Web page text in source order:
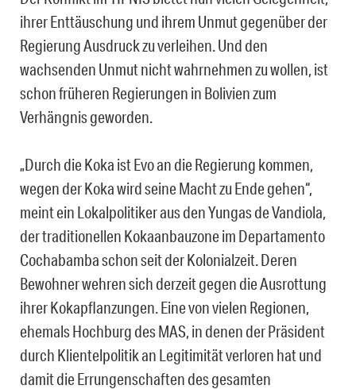
ihrer Enttäuschung und ihrem Unmut gegenüber der
Regierung Ausdruck zu verleihen. Und den
wachsenden Unmut nicht wahrnehmen zu wollen, ist
schon früheren Regierungen in Bolivien zum
Verhängnis geworden.
„Durch die Koka ist Evo an die Regierung kommen,
wegen der Koka wird seine Macht zu Ende gehen“,
meint ein Lokalpolitiker aus den Yungas de Vandiola,
der traditionellen Kokaanbauzone im Departamento
Cochabamba schon seit der Kolonialzeit. Deren
Bewohner wehren sich derzeit gegen die Ausrottung
ihrer Kokapflanzungen. Eine von vielen Regionen,
ehemals Hochburg des MAS, in denen der Präsident
durch Klientelpolitik an Legitimität verloren hat und
damit die Errungenschaften des gesamten